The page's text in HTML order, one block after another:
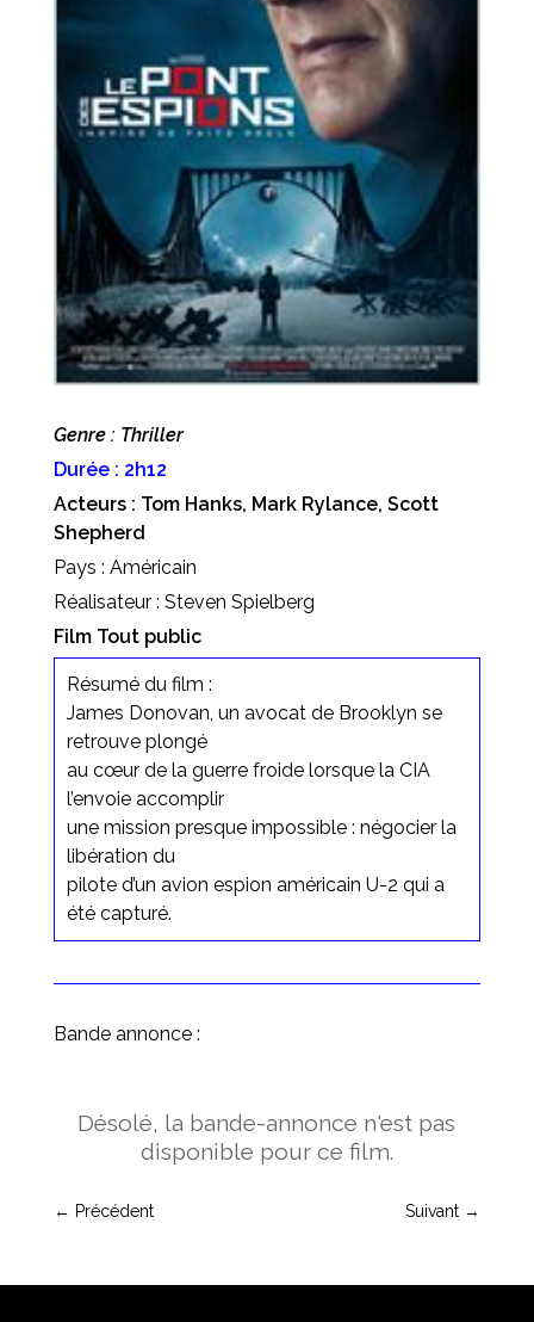
Genre : Thriller
Durée : 2h12
Acteurs : Tom Hanks, Mark Rylance, Scott
Shepherd
Pays : Américain
Réalisateur : Steven Spielberg
Film Tout public
Résumé du film :
James Donovan, un avocat de Brooklyn se
retrouve plongé
au cœur de la guerre froide lorsque la CIA
l’envoie accomplir
une mission presque impossible : négocier la
libération du
pilote d’un avion espion américain U-2 qui a
été capturé.
Bande annonce :
Désolé, la bande-annonce n'est pas
disponible pour ce film.
← Précédent Suivant →